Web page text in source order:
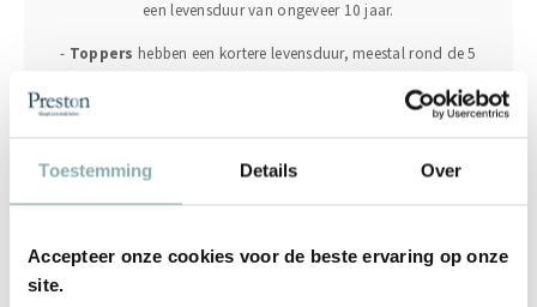
Toestemming Details Over
Accepteer onze cookies voor de beste ervaring op onze
site.
een levensduur van ongeveer 10 jaar.
- Toppers hebben een kortere levensduur, meestal rond de 5
, zowel latten als boxsprings, hebben ruim 2
20-25 jaar.
van de levensduur van uw slaapproducten, kunt u op tijd uw